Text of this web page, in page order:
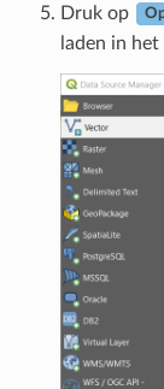
Druk op
laden in